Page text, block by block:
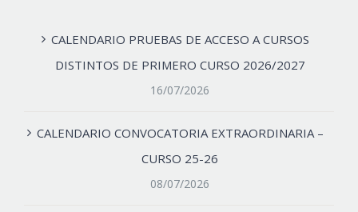
CALENDARIO PRUEBAS DE ACCESO A CURSOS
DISTINTOS DE PRIMERO CURSO 2026/2027
16/07/2026
CALENDARIO CONVOCATORIA EXTRAORDINARIA –
CURSO 25-26
08/07/2026